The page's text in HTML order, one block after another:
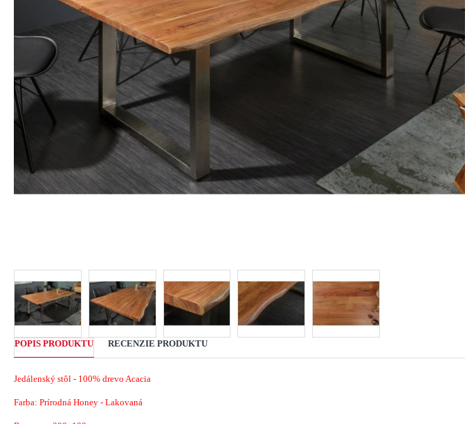
POPIS PRODUKTU RECENZIE PRODUKTU
Jedálenský stôl - 100% drevo Acacia
Farba: Prírodná Honey - Lakovaná